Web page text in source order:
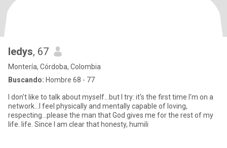
ledys, 67
Montería, Córdoba, Colombia
Buscando: Hombre 68 - 77
I don't like to talk about myself...but I try: it's the first time I'm on a
network...I feel physically and mentally capable of loving,
respecting...please the man that God gives me for the rest of my
life. life. Since I am clear that honesty, humili